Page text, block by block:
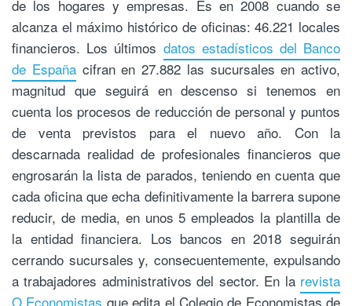
de los hogares y empresas. Es en 2008 cuando se
alcanza el máximo histórico de oficinas: 46.221 locales
financieros. Los últimos datos estadísticos del Banco
de Españacifran en 27.882 las sucursales en activo,
magnitud que seguirá en descenso si tenemos en
cuenta los procesos de reducción de personal y puntos
de venta previstos para el nuevo año. Con la
descarnada realidad de profesionales financieros que
engrosarán la lista de parados, teniendo en cuenta que
cada oficina que echa definitivamente la barrera supone
reducir, de media, en unos 5 empleados la plantilla de
la entidad financiera. Los bancos en 2018 seguirán
cerrando sucursales y, consecuentemente, expulsando
a trabajadores administrativos del sector. En la revista
O Economistas que edita el Colegio de Economistas de